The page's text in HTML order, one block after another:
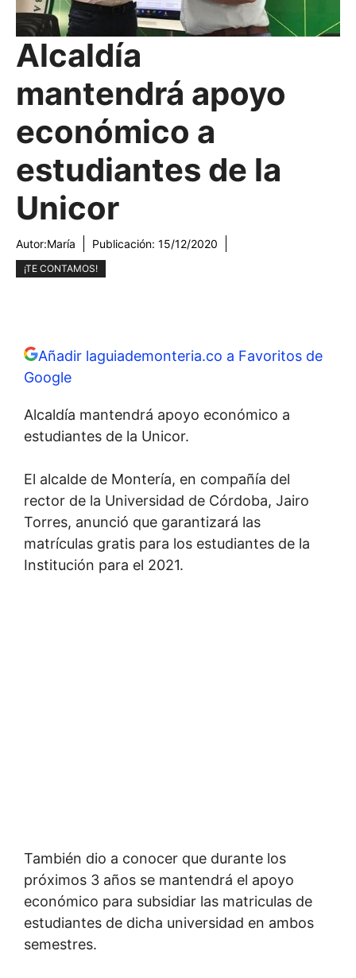
Alcaldía
mantendrá apoyo
económico a
estudiantes de la
Unicor
Autor:María Publicación: 15/12/2020
¡TE CONTAMOS!
Añadir laguiademonteria.co a Favoritos de
Google
Alcaldía mantendrá apoyo económico a
estudiantes de la Unicor.
El alcalde de Montería, en compañía del
rector de la Universidad de Córdoba, Jairo
Torres, anunció que garantizará las
matrículas gratis para los estudiantes de la
Institución para el 2021.
También dio a conocer que durante los
próximos 3 años se mantendrá el apoyo
económico para subsidiar las matriculas de
estudiantes de dicha universidad en ambos
semestres.